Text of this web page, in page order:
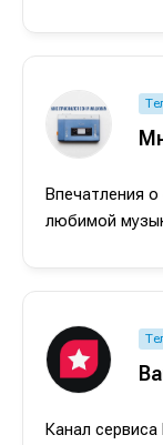
Впечатления
любимой
Канал